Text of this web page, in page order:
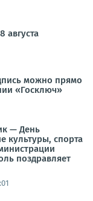
августа
можно прямо
«Госключ»
— День
культуры, спорта
поздравляет